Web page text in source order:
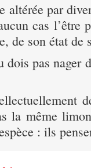
par
cas l’être
de son état de
pas nager
la même
: ils